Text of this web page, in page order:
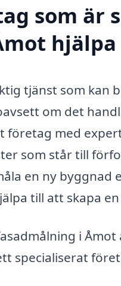
som är
tjänst som
om det
företag med
som står till
en ny byggnad
till att skapa
i
specialiserat